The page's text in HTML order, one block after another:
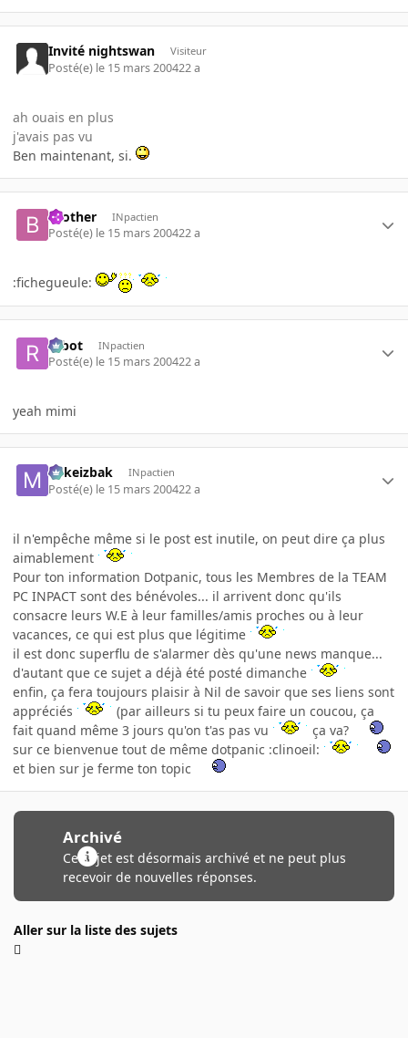
Invité nightswan Visiteur
Posté(e) le 15 mars 200422 a
ah ouais en plus
j'avais pas vu
Ben maintenant, si.
brother INpactien
Posté(e) le 15 mars 200422 a
:fichegueule:
rabot INpactien
Posté(e) le 15 mars 200422 a
yeah mimi
Mikeizbak INpactien
Posté(e) le 15 mars 200422 a
il n'empêche même si le post est inutile, on peut dire ça plus
aimablement
Pour ton information Dotpanic, tous les Membres de la TEAM
PC INPACT sont des bénévoles... il arrivent donc qu'ils
consacre leurs W.E à leur familles/amis proches ou à leur
vacances, ce qui est plus que légitime
il est donc superflu de s'alarmer dès qu'une news manque...
d'autant que ce sujet a déjà été posté dimanche
enfin, ça fera toujours plaisir à Nil de savoir que ses liens sont
appréciés
(par ailleurs si tu peux faire un coucou, ça
fait quand même 3 jours qu'on t'as pas vu
ça va?
sur ce bienvenue tout de même dotpanic :clinoeil:
et bien sur je ferme ton topic
Archivé
Ce sujet est désormais archivé et ne peut plus
recevoir de nouvelles réponses.
Aller sur la liste des sujets